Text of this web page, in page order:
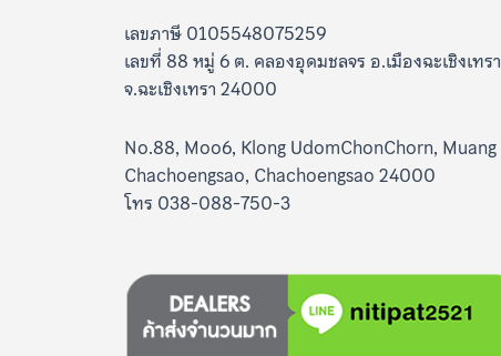
เลขภาษี 0105548075259
เลขที่ 88 หมู่ 6 ต. คลองอุดมชลจร อ.เมืองฉะเชิงเทรา
จ.ฉะเชิงเทรา 24000
No.88, Moo6, Klong UdomChonChorn, Muang
Chachoengsao, Chachoengsao 24000
โทร 038-088-750-3